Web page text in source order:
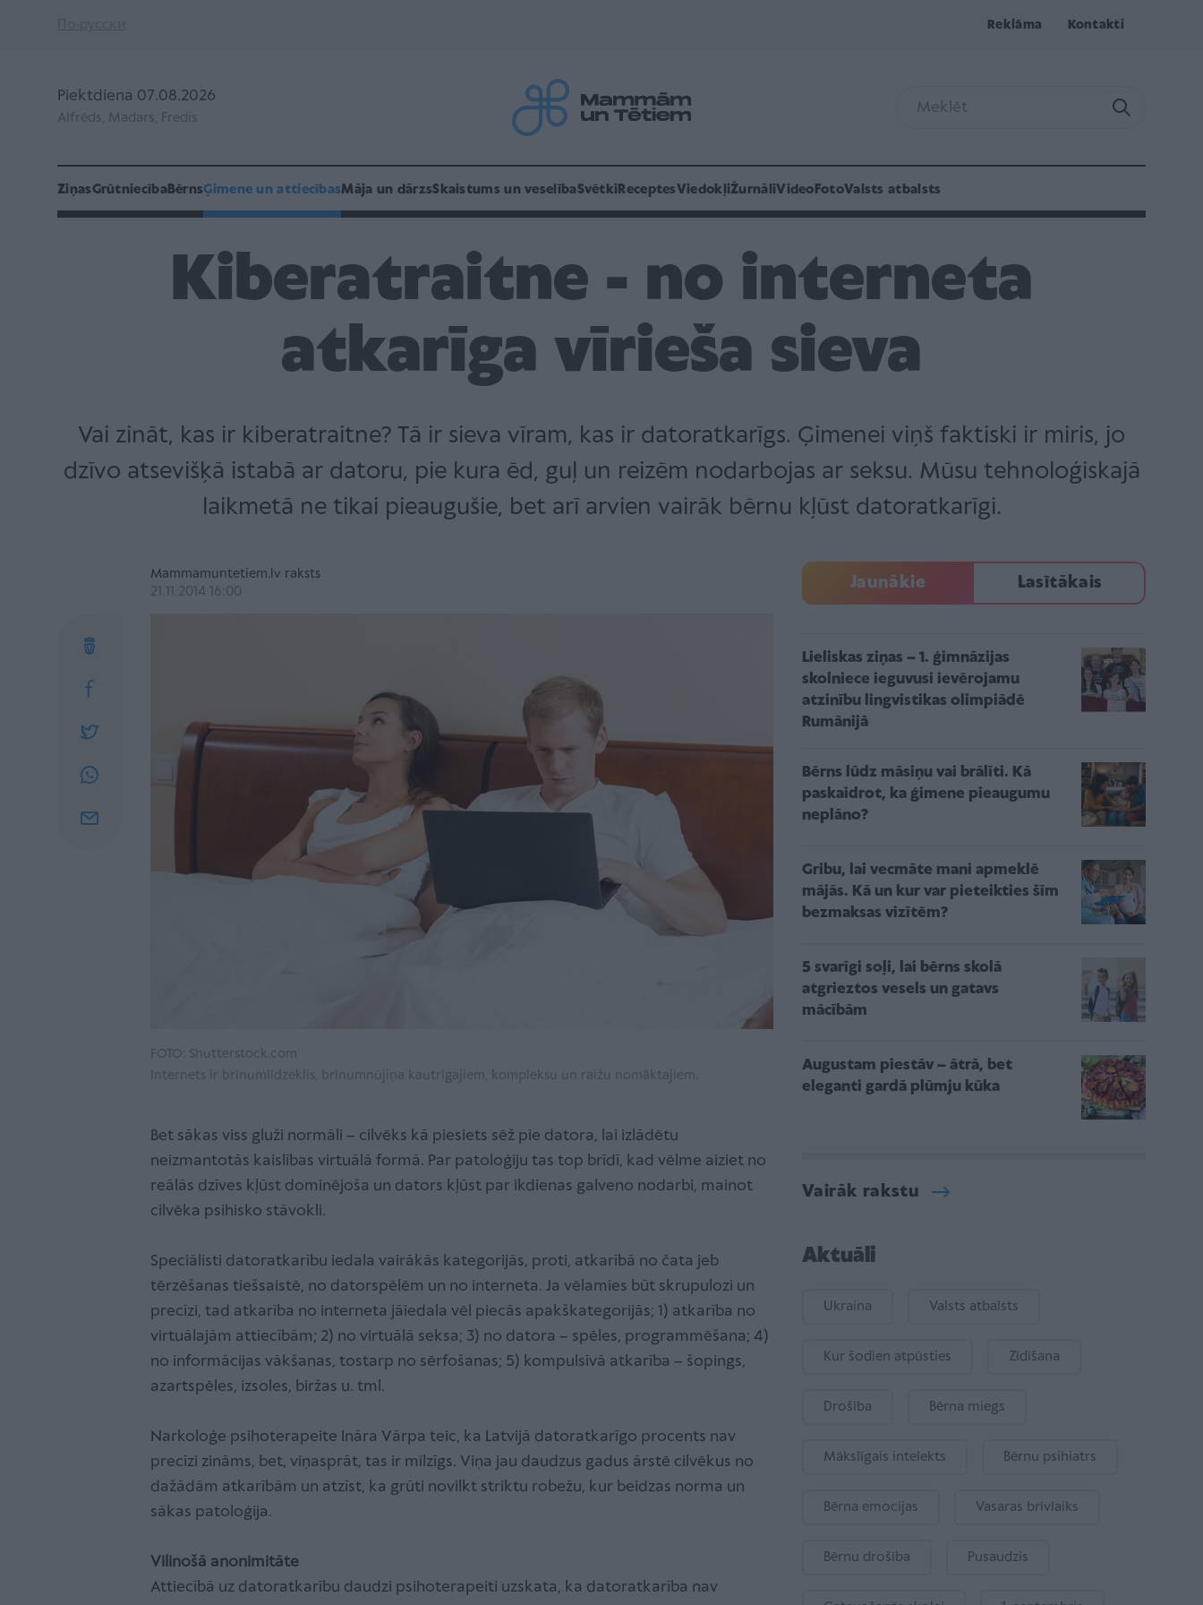
Reklāma Kontakti
Piektdiena 07.08.2026
Alfrēds, Madars, Fredis
ZiņasGrūtniecībaBērnsĢimene un attiecībasMāja un dārzsSkaistums un veselībaSvētki ReceptesViedokļiŽurnāliVideo FotoValsts atbalsts
Kiberatraitne - no interneta
atkarīga vīrieša sieva
Vai zināt, kas ir kiberatraitne? Tā ir sieva vīram, kas ir datoratkarīgs. Ģimenei viņš faktiski ir miris, jo
dzīvo atsevišķā istabā ar datoru, pie kura ēd, guļ un reizēm nodarbojas ar seksu. Mūsu tehnoloģiskajā
laikmetā ne tikai pieaugušie, bet arī arvien vairāk bērnu kļūst datoratkarīgi.
Mammamuntetiem.lv raksts
21.11.2014 16:00
FOTO: Shutterstock.com
Internets ir brīnumlīdzeklis, brīnumnūjiņa kautrīgajiem, kompleksu un raižu nomāktajiem.
Bet sākas viss gluži normāli – cilvēks kā piesiets sēž pie datora, lai izlādētu
neizmantotās kaislības virtuālā formā. Par patoloģiju tas top brīdī, kad vēlme aiziet no
reālās dzīves kļūst dominējoša un dators kļūst par ikdienas galveno nodarbi, mainot
cilvēka psihisko stāvokli.
Speciālisti datoratkarību iedala vairākās kategorijās, proti, atkarībā no čata jeb
tērzēšanas tiešsaistē, no datorspēlēm un no interneta. Ja vēlamies būt skrupulozi un
precīzi, tad atkarība no interneta jāiedala vēl piecās apakškategorijās; 1) atkarība no
virtuālajām attiecībām; 2) no virtuālā seksa; 3) no datora – spēles, programmēšana; 4)
no informācijas vākšanas, tostarp no sērfošanas; 5) kompulsīvā atkarība – šopings,
azartspēles, izsoles, biržas u. tml.
Narkoloģe psihoterapeite Ināra Vārpa teic, ka Latvijā datoratkarīgo procents nav
precīzi zināms, bet, viņasprāt, tas ir milzīgs. Viņa jau daudzus gadus ārstē cilvēkus no
dažādām atkarībām un atzīst, ka grūti novilkt striktu robežu, kur beidzas norma un
sākas patoloģija.
Vilinošā anonimitāte
Attiecībā uz datoratkarību daudzi psihoterapeiti uzskata, ka datoratkarība nav
Jaunākie Lasītākais
Lieliskas ziņas – 1. ģimnāzijas
skolniece ieguvusi ievērojamu
atzinību lingvistikas olimpiādē
Rumānijā
Bērns lūdz māsiņu vai brālīti. Kā
paskaidrot, ka ģimene pieaugumu
neplāno?
Gribu, lai vecmāte mani apmeklē
mājās. Kā un kur var pieteikties šīm
bezmaksas vizītēm?
5 svarīgi soļi, lai bērns skolā
atgrieztos vesels un gatavs
mācībām
Augustam piestāv – ātrā, bet
eleganti gardā plūmju kūka
Vairāk rakstu
Aktuāli
Ukraina Valsts atbalsts
Kur šodien atpūsties Zīdīšana
Drošība Bērna miegs
Mākslīgais intelekts Bērnu psihiatrs
Bērna emocijas Vasaras brīvlaiks
Bērnu drošība Pusaudzis